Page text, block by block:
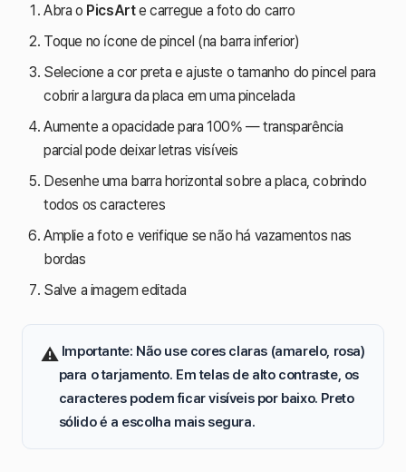
Abra o PicsArte carregue a foto do carro
Toque no ícone de pincel (na barra inferior)
Selecione a cor preta e ajuste o tamanho do pincel para
cobrir a largura da placa em uma pincelada
Aumente a opacidade para 100% — transparência
parcial pode deixar letras visíveis
Desenhe uma barra horizontal sobre a placa, cobrindo
todos os caracteres
Amplie a foto e verifique se não há vazamentos nas
bordas
Salve a imagem editada
⚠ Importante: Não use cores claras (amarelo, rosa)
para o tarjamento. Em telas de alto contraste, os
caracteres podem ficar visíveis por baixo. Preto
sólido é a escolha mais segura.